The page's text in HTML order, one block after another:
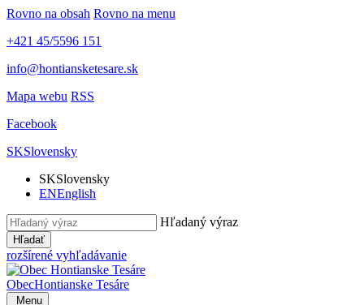
Rovno na obsah Rovno na menu
+421 45/5596 151
info@hontiansketesare.sk
Mapa webu RSS
Facebook
SKSlovensky
SKSlovensky
ENEnglish
Hľadaný výraz
Hľadať
rozšírené vyhľadávanie
ObecHontianske Tesáre
Menu